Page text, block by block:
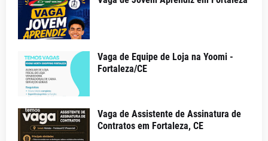
Vaga de Equipe de Loja na Yoomi -
Fortaleza/CE
Vaga de Assistente de Assinatura de
Contratos em Fortaleza, CE